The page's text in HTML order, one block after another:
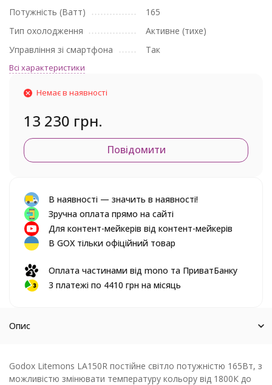
Потужність (Ватт)
165
Тип охолодження
Активне (тихе)
Управління зі смартфона
Так
Всі характеристики
Немає в наявності
13 230 грн.
Повідомити
В наявності — значить в наявності!
Зручна оплата прямо на сайті
Для контент-мейкерів від контент-мейкерів
В GOX тільки офіційний товар
Оплата частинами від mono та ПриватБанку
3 платежі по 4410 грн на місяць
Опис
Godox Litemons LA150R постійне світло потужністю 165Вт, з
можливістю змінювати температуру кольору від 1800К до